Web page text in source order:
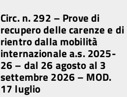
Circ. n. 292 – Prove di
recupero delle carenze e di
rientro dalla mobilità
internazionale a.s. 2025-
26 – dal 26 agosto al 3
settembre 2026 – MOD.
17 luglio